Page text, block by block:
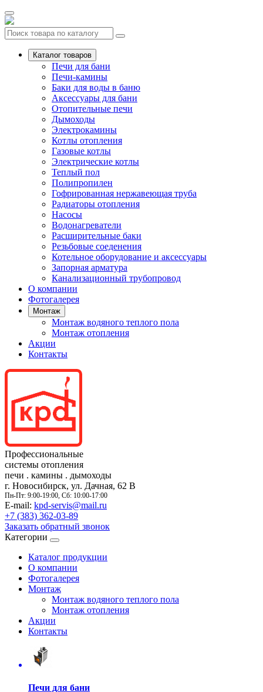
Каталог товаров
Печи для бани
Печи-камины
Баки для воды в баню
Аксессуары для бани
Отопительные печи
Дымоходы
Электрокамины
Котлы отопления
Газовые котлы
Электрические котлы
Теплый пол
Полипропилен
Гофрированная нержавеющая труба
Радиаторы отопления
Насосы
Водонагреватели
Расширительные баки
Резьбовые соеденения
Котельное оборудование и аксессуары
Запорная арматура
Канализационный трубопровод
О компании
Фотогалерея
Монтаж
Монтаж водяного теплого пола
Монтаж отопления
Акции
Контакты
Профессиональные
системы отопления
печи . камины . дымоходы
г. Новосибирск, ул. Дачная, 62 В
Пн-Пт: 9:00-19:00, Сб: 10:00-17:00
E-mail: kpd-servis@mail.ru
+7 (383) 362-03-89
Заказать обратный звонок
Категории
Каталог продукции
О компании
Фотогалерея
Монтаж
Монтаж водяного теплого пола
Монтаж отопления
Акции
Контакты
Печи для бани